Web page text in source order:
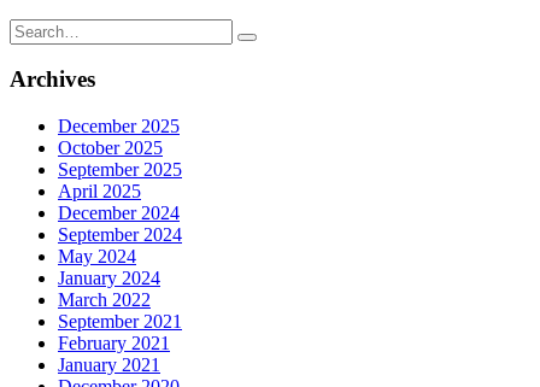
Search
for:
Archives
December 2025
October 2025
September 2025
April 2025
December 2024
September 2024
May 2024
January 2024
March 2022
September 2021
February 2021
January 2021